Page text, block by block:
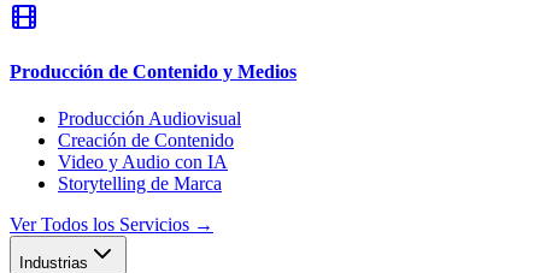
Producción de Contenido y Medios
Producción Audiovisual
Creación de Contenido
Video y Audio con IA
Storytelling de Marca
Ver Todos los Servicios →
Industrias